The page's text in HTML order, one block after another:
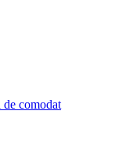
de comodat